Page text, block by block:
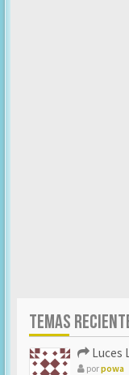
TEMAS
Luces
porpowa